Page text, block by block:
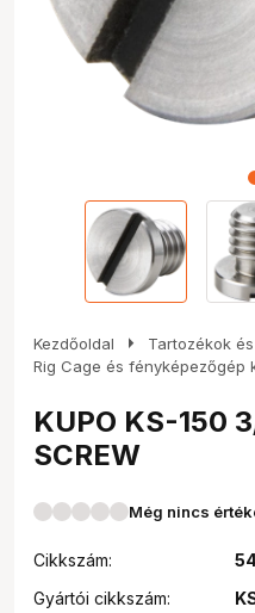
Kezdőoldal arrow_right Tartozékok
Rig Cage és fényképezőgép
KUPO KS-150
SCREW
Még nincs
Cikkszám:
Gyártói cikkszám: